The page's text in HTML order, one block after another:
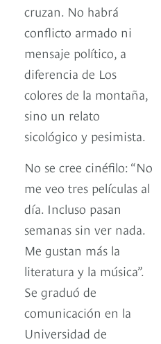
cruzan. No habrá
conflicto armado ni
mensaje político, a
diferencia de Los
colores de la montaña,
sino un relato
sicológico y pesimista.
No se cree cinéfilo: “No
me veo tres películas al
día. Incluso pasan
semanas sin ver nada.
Me gustan más la
literatura y la música”.
Se graduó de
comunicación en la
Universidad de